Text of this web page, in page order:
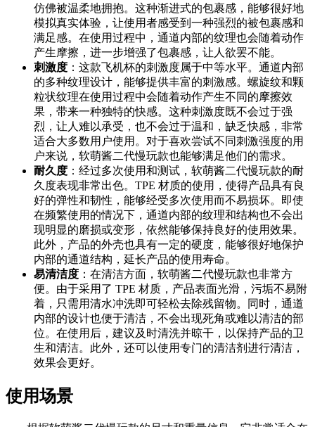
仿佛被温柔地拥抱。这种渐进式的包裹感，能够很好地
模拟真实体验，让使用者感受到一种强烈的被包裹感和
满足感。在使用过程中，通道内部的纹理也会随着动作
产生摩擦，进一步增强了包裹感，让人欲罢不能。
刺激度 ：这款飞机杯的刺激度属于中等水平。通道内部
的多种纹理设计，能够提供丰富的刺激感。螺旋纹和颗
粒状纹理在使用过程中会随着动作产生不同的摩擦效
果，带来一种独特的快感。这种刺激度既不会过于强
烈，让人难以承受，也不会过于温和，缺乏快感，非常
适合大多数用户使用。对于喜欢尝试不同刺激强度的用
户来说，软萌酱二代慢玩款也能够满足他们的需求。
耐久度 ：经过多次使用和测试，软萌酱二代慢玩款的耐
久度表现非常出色。TPE 材质的使用，使得产品具有良
好的弹性和韧性，能够经受多次使用而不易损坏。即使
在频繁使用的情况下，通道内部的纹理和结构也不会出
现明显的磨损或变形，依然能够保持良好的使用效果。
此外，产品的外壳也具有一定的硬度，能够很好地保护
内部的通道结构，延长产品的使用寿命。
易清洁度 ：在清洁方面，软萌酱二代慢玩款也非常方
便。由于采用了 TPE 材质，产品表面光滑，污垢不易附
着，只需用清水冲洗即可轻松去除残留物。同时，通道
内部的设计也便于清洁，不会出现死角或难以清洁的部
位。在使用后，建议及时清洗并晾干，以保持产品的卫
生和清洁。此外，还可以使用专门的清洁剂进行清洁，
效果会更好。
使用场景